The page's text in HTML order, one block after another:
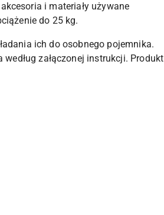
i materiały używane
do 25 kg.
ich do osobnego pojemnika.
załączonej instrukcji. Produkt